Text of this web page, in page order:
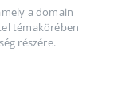
a domain
témakörében
részére.